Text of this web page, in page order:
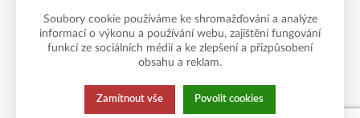
EN
Česká koruna CZK (Kč)
EUR (EUR)
Možnosti platby
Soubory cookie používáme ke shromažďování a analýze
informací o výkonu a používání webu, zajištění fungování
funkcí ze sociálních médií a ke zlepšení a přizpůsobení
obsahu a reklam.
Zamítnout vše Povolit cookies